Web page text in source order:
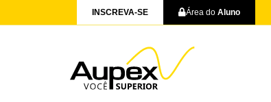
INSCREVA-SE Área do Aluno